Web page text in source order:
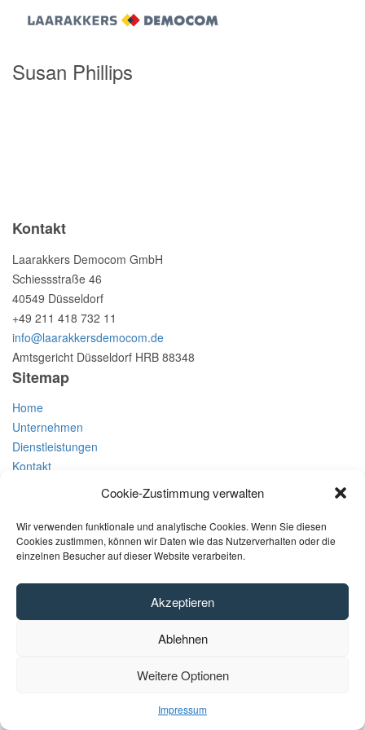
Cookie-Zustimmung verwalten
Wir verwenden funktionale und analytische Cookies. Wenn Sie diesen
Cookies zustimmen, können wir Daten wie das Nutzerverhalten oder die
einzelnen Besucher auf dieser Website verarbeiten.
Akzeptieren
Ablehnen
Weitere Optionen
Impressum
Susan Phillips
Kontakt
Laarakkers Democom GmbH
Schiessstraße 46
40549 Düsseldorf
+49 211 418 732 11
info@laarakkersdemocom.de
Amtsgericht Düsseldorf HRB 88348
Sitemap
Home
Unternehmen
Dienstleistungen
Kontakt
© Laarakkers Democom GmbH 2025 – Alle Rechte vorbehalten
Impressum